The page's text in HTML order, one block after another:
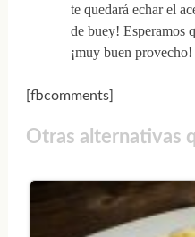
te quedará echar el
de buey! Esperamos
¡muy buen provecho!
[fbcomments]
Otras alternativas